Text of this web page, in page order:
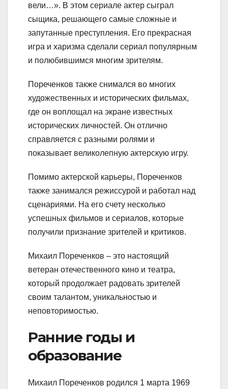
вели…». В этом сериале актер сыграл
сыщика, решающего самые сложные и
запутанные преступления. Его прекрасная
игра и харизма сделали сериал популярным
и полюбившимся многим зрителям.
Пореченков также снимался во многих
художественных и исторических фильмах,
где он воплощал на экране известных
исторических личностей. Он отлично
справляется с разными ролями и
показывает великолепную актерскую игру.
Помимо актерской карьеры, Пореченков
также занимался режиссурой и работал над
сценариями. На его счету несколько
успешных фильмов и сериалов, которые
получили признание зрителей и критиков.
Михаил Пореченков – это настоящий
ветеран отечественного кино и театра,
который продолжает радовать зрителей
своим талантом, уникальностью и
неповторимостью.
Ранние годы и
образование
Михаил Пореченков родился 1 марта 1969